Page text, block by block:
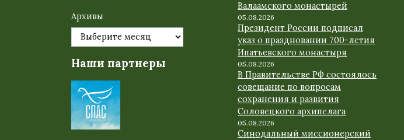
Архивы
Наши партнеры
Валаамского монастырей
05.08.2026
Президент России подписал
указ о праздновании 700-летия
Ипатьевского монастыря
05.08.2026
В Правительстве РФ состоялось
совещание по вопросам
сохранения и развития
Соловецкого архипелага
05.08.2026
Синодальный миссионерский